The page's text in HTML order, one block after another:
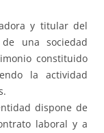
y titular del
una sociedad
constituido
la actividad
dispone de
laboral y a